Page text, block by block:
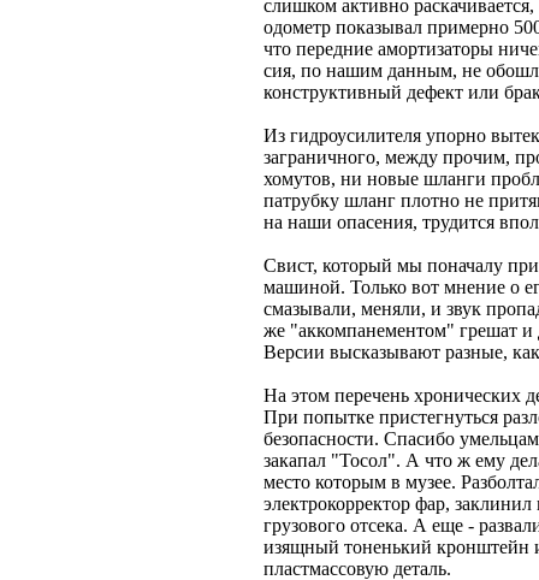
слишком активно
одометр показывал примерно
что передние амортизаторы
сия, по нашим данным, не
конструктивный дефект или
Из гидроусилителя упорно
заграничного, между прочим,
хомутов, ни новые шланги
патрубку шланг плотно не
на наши опасения, трудится
Свист, который мы поначалу
машиной. Только вот мнение о
смазывали, меняли, и звук
же "аккомпанементом" грешат
Версии высказывают разные,
На этом перечень хронических
При попытке пристегнуться
безопасности. Спасибо
закапал "Тосол". А что ж ему
место которым в музее.
электрокорректор фар,
грузового отсека. А еще -
изящный тоненький кронштейн
пластмассовую деталь.